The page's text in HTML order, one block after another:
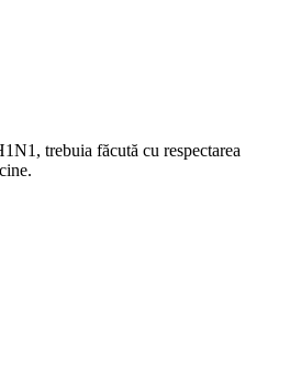
trebuia făcută cu respectarea